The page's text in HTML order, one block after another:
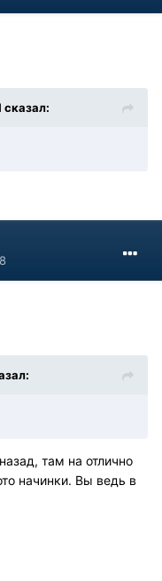
сказал:
там на отлично
начинки. Вы ведь в